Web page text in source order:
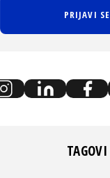
PRIJAVI SE
TAGOVI